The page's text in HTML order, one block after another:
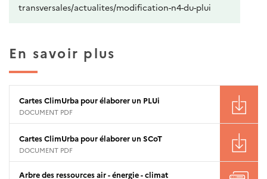
transversales/actualites/modification-n4-du-plui
En savoir plus
Cartes ClimUrba pour élaborer un PLUi
DOCUMENT PDF
Cartes ClimUrba pour élaborer un SCoT
DOCUMENT PDF
Arbre des ressources air - énergie - climat